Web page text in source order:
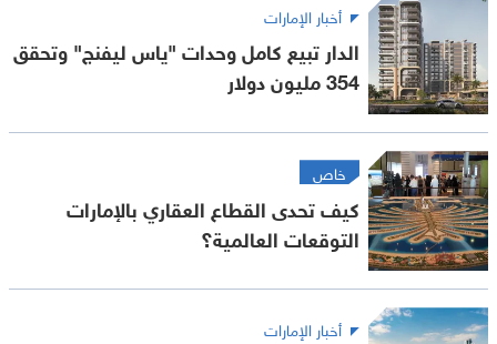
أخبار الإمارات
الدار تبيع كامل وحدات "ياس ليفنج" وتحقق
354 مليون دولار
خاص
كيف تحدى القطاع العقاري بالإمارات
التوقعات العالمية؟
أخبار الإمارات